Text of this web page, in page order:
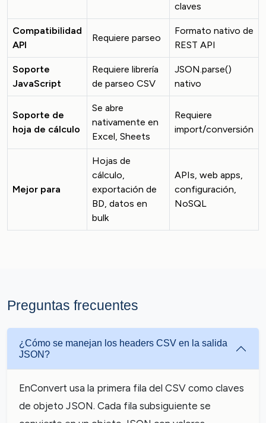
claves
Compatibilidad
API
Requiere parseo
Formato nativo de
REST API
Soporte
JavaScript
Requiere librería
de parseo CSV
JSON.parse()
nativo
Soporte de
hoja de cálculo
Se abre
nativamente en
Excel, Sheets
Requiere
import/conversión
Mejor para
Hojas de
cálculo,
exportación de
BD, datos en
bulk
APIs, web apps,
configuración,
NoSQL
Preguntas frecuentes
¿Cómo se manejan los headers CSV en la salida
JSON?
EnConvert usa la primera fila del CSV como claves
de objeto JSON. Cada fila subsiguiente se